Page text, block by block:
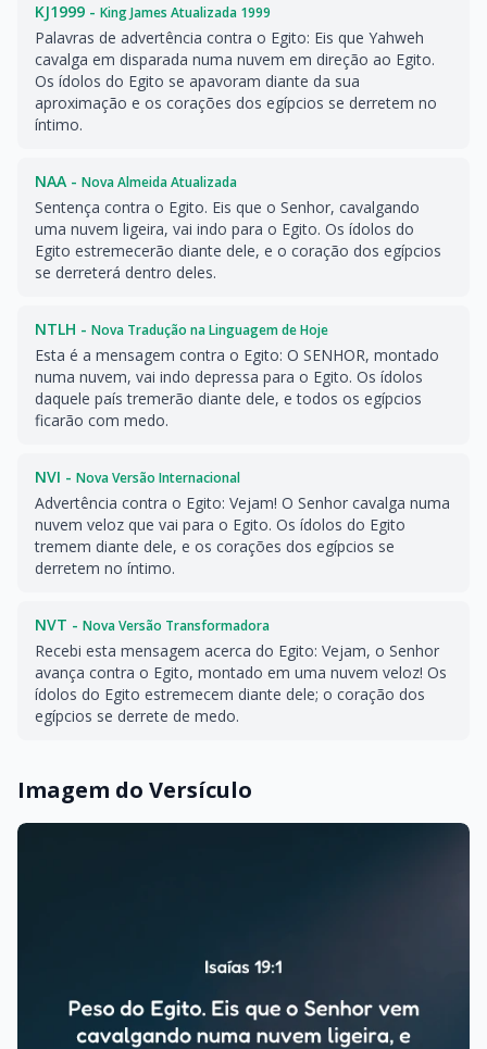
KJ1999 - King James Atualizada 1999
Palavras de advertência contra o Egito: Eis que Yahweh
cavalga em disparada numa nuvem em direção ao Egito.
Os ídolos do Egito se apavoram diante da sua
aproximação e os corações dos egípcios se derretem no
íntimo.
NAA - Nova Almeida Atualizada
Sentença contra o Egito. Eis que o Senhor, cavalgando
uma nuvem ligeira, vai indo para o Egito. Os ídolos do
Egito estremecerão diante dele, e o coração dos egípcios
se derreterá dentro deles.
NTLH - Nova Tradução na Linguagem de Hoje
Esta é a mensagem contra o Egito: O SENHOR, montado
numa nuvem, vai indo depressa para o Egito. Os ídolos
daquele país tremerão diante dele, e todos os egípcios
ficarão com medo.
NVI - Nova Versão Internacional
Advertência contra o Egito: Vejam! O Senhor cavalga numa
nuvem veloz que vai para o Egito. Os ídolos do Egito
tremem diante dele, e os corações dos egípcios se
derretem no íntimo.
NVT - Nova Versão Transformadora
Recebi esta mensagem acerca do Egito: Vejam, o Senhor
avança contra o Egito, montado em uma nuvem veloz! Os
ídolos do Egito estremecem diante dele; o coração dos
egípcios se derrete de medo.
Imagem do Versículo